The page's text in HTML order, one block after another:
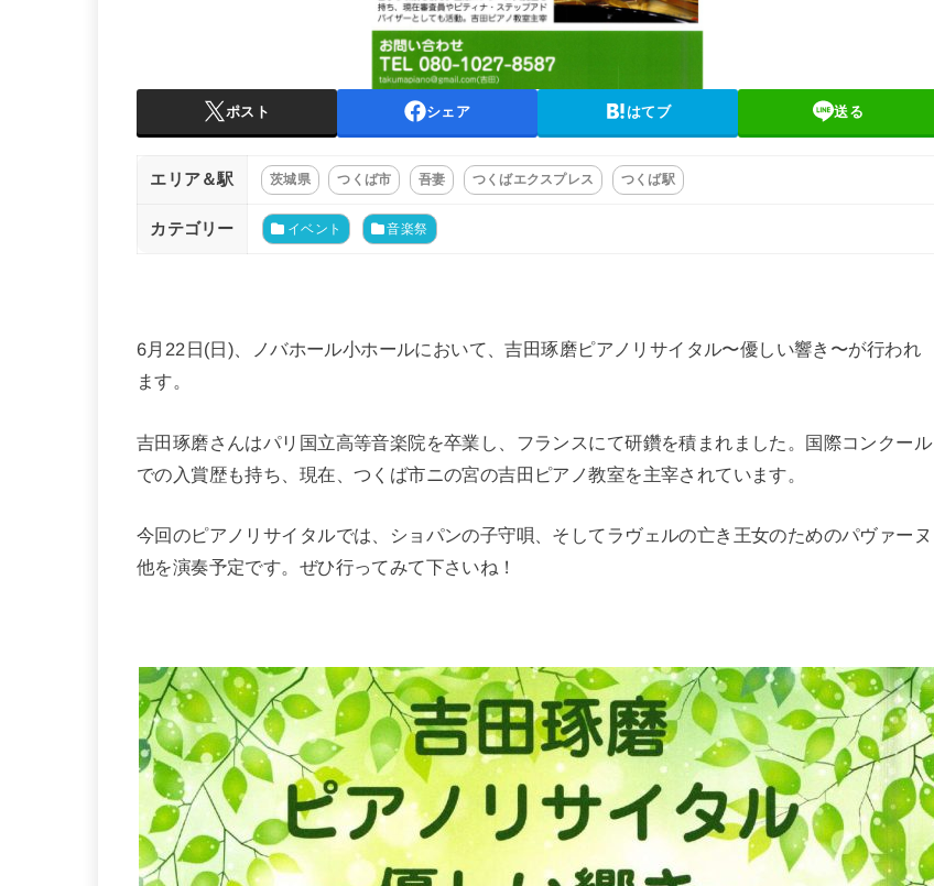
ポスト シェア はてブ 送る
エリア＆駅 茨城県 つくば市 吾妻 つくばエクスプレス つくば駅
カテゴリー イベント 音楽祭
6月22日(日)、ノバホール小ホールにおいて、吉田琢磨ピアノリサイタル〜優しい響き〜が行われ
ます。
吉田琢磨さんはパリ国立高等音楽院を卒業し、フランスにて研鑽を積まれました。国際コンクール
での入賞歴も持ち、現在、つくば市ニの宮の吉田ピアノ教室を主宰されています。
今回のピアノリサイタルでは、ショパンの子守唄、そしてラヴェルの亡き王女のためのパヴァーヌ
他を演奏予定です。ぜひ行ってみて下さいね！